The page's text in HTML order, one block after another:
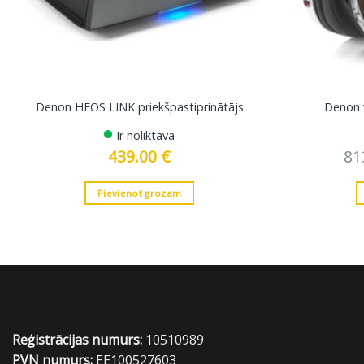
Denon HEOS LINK priekšpastiprinātājs
Ir noliktavā
439.00 €
Pievienot grozam
Denon
Reģistrācijas numurs: 10510989
PVN numurs: EE100527603